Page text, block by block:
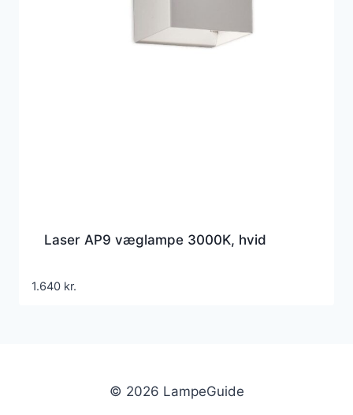
Laser AP9 væglampe 3000K, hvid
1.640 kr.
© 2026 LampeGuide